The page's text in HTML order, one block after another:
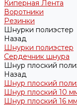
Киперная Лента
Воротники
Резинки
Шнурки полиэстер
Назад
Шнурки полиэстер
Сердечник шнура
Шнур плоский
Назад
Шнур плоский
Шнур плоский 10
Шнур плоский 16